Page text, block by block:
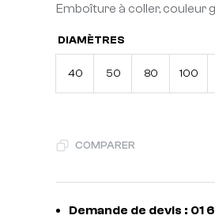
Emboîture à coller, couleur
DIAMÈTRES
40 50 80 100
COMPARER
Demande de devis : 01